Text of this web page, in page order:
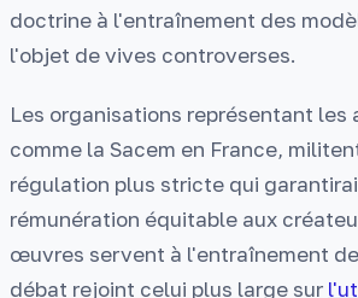
doctrine à l'entraînement des
l'objet de vives controverses.
Les organisations représentant les
comme la Sacem en France,
régulation plus stricte qui
rémunération équitable aux
œuvres servent à l'entraînement
débat rejoint celui plus large sur